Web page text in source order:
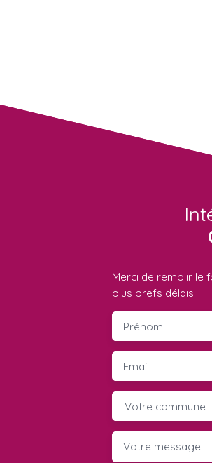
Merci de remplir le
plus brefs délais.
Prénom
Email
Votre commune
Votre message